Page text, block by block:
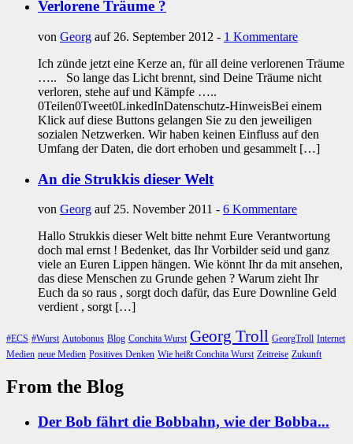
Verlorene Träume ?
von Georg auf 26. September 2012 - 1 Kommentare
Ich zünde jetzt eine Kerze an, für all deine verlorenen Träume
….. So lange das Licht brennt, sind Deine Träume nicht
verloren, stehe auf und Kämpfe …..
0Teilen0Tweet0LinkedInDatenschutz-HinweisBei einem
Klick auf diese Buttons gelangen Sie zu den jeweiligen
sozialen Netzwerken. Wir haben keinen Einfluss auf den
Umfang der Daten, die dort erhoben und gesammelt […]
An die Strukkis dieser Welt
von Georg auf 25. November 2011 - 6 Kommentare
Hallo Strukkis dieser Welt bitte nehmt Eure Verantwortung
doch mal ernst ! Bedenket, das Ihr Vorbilder seid und ganz
viele an Euren Lippen hängen. Wie könnt Ihr da mit ansehen,
das diese Menschen zu Grunde gehen ? Warum zieht Ihr
Euch da so raus , sorgt doch dafür, das Eure Downline Geld
verdient , sorgt […]
#ECS #Wurst Autobonus Blog Conchita Wurst Georg Troll GeorgTroll Internet
Medien neue Medien Positives Denken Wie heißt Conchita Wurst Zeitreise Zukunft
From the Blog
Der Bob fährt die Bobbahn, wie der Bobba...